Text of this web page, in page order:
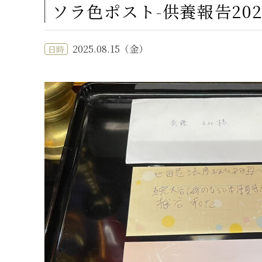
ソラ色ポスト-供養報告
日時 2025.08.15（金）